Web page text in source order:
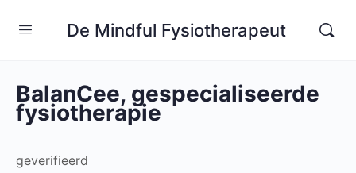
De Mindful Fysiotherapeut
BalanCee, gespecialiseerde
fysiotherapie
geverifieerd